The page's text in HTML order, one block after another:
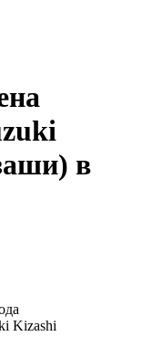
в
Kizashi